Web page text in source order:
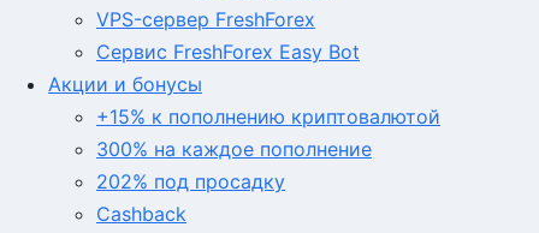
VPS-сервер FreshForex
Сервис FreshForex Easy Bot
Акции и бонусы
+15% к пополнению криптовалютой
300% на каждое пополнение
202% под просадку
Cashback